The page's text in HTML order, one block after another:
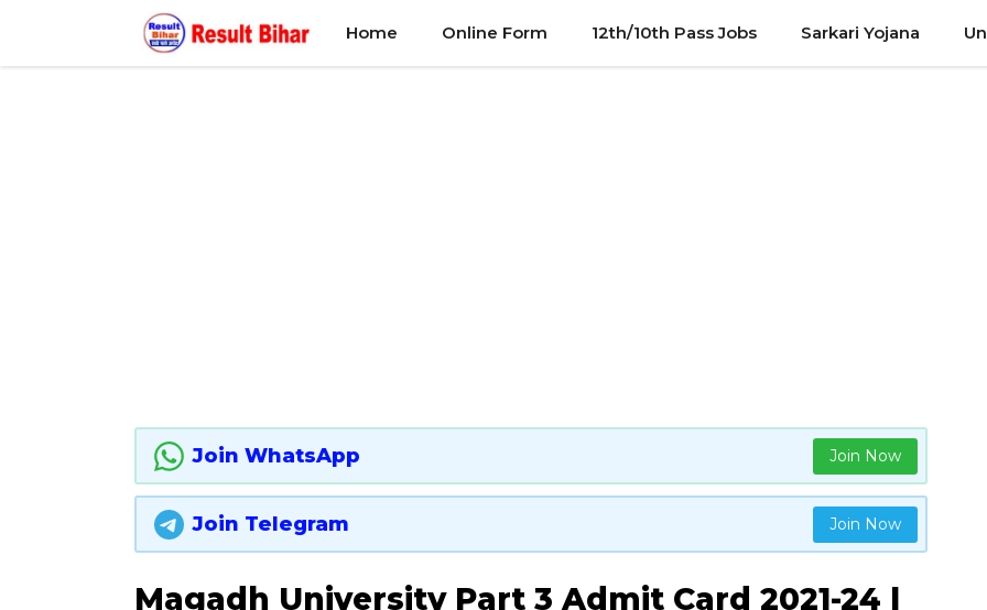
content
Home Online Form 12th/10th Pass Jobs Sarkari Yojana
Join WhatsApp Join Now
Join Telegram Join Now
Magadh University Part 3 Admit Card 2021-24 |